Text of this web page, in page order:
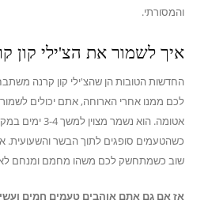
והמסורתי.
איך לשמור את הצ'ילי קון
החדשות הטובות הן שהצ'ילי קון קרנה
לכם ממנו אחרי הארוחה, אתם יכולים
אטומה. הוא נשמר
כשהטעמים סופגים לתוך הבשר והשעועית.
שוב כשמתחשק לכם משהו מחמם ומנחם
אז אם גם אתם אוהבים טעמים חמים